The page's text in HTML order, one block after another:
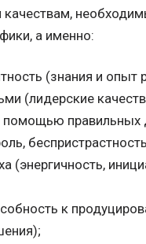
а именно:
(знания и опыт
(лидерские
правильных
(энергичность,
к